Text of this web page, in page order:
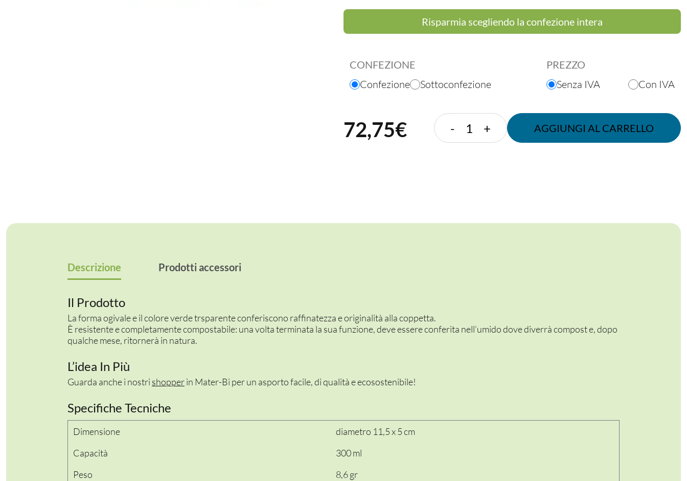
Risparmia scegliendo la confezione intera
CONFEZIONE PREZZO
Confezione Sottoconfezione Senza IVA Con IVA
72,75€ -
COPPA
300
+ AGGIUNGI AL CARRELLO
Descrizione Prodotti accessori
Il Prodotto
La forma ogivale e il colore verde trsparente conferiscono raffinatezza e originalità alla coppetta.
È resistente e completamente compostabile: una volta terminata la sua funzione, deve essere conferita nell’umido dove diverrà compost e, dopo
qualche mese, ritornerà in natura.
L’idea In Più
Guarda anche i nostri shopperin Mater-Bi per un asporto facile, di qualità e ecosostenibile!
Specifiche Tecniche
Dimensione
diametro 11,5 x 5 cm
Capacità
300 ml
Peso
8,6 gr